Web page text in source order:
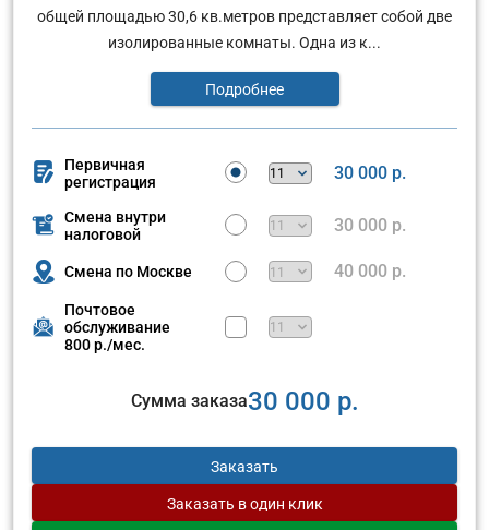
общей площадью 30,6 кв.метров представляет собой две
изолированные комнаты. Одна из к...
Подробнее
Первичная
регистрация
30 000 р.
Смена внутри
налоговой
30 000 р.
Смена по Москве 40 000 р.
Почтовое
обслуживание
800 р./мес.
Сумма заказа30 000 р.
Заказать
Заказать в один клик